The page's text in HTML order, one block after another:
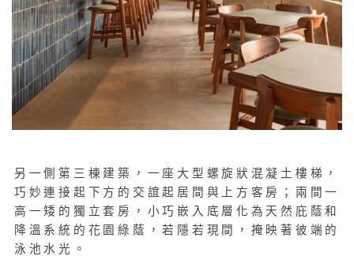
另一側第三棟建築，一座大型螺旋狀混凝土樓梯，
巧妙連接起下方的交誼起居間與上方客房；兩間一
高一矮的獨立套房，小巧嵌入底層化為天然庇蔭和
降溫系統的花園綠蔭，若隱若現間，掩映著彼端的
泳池水光。